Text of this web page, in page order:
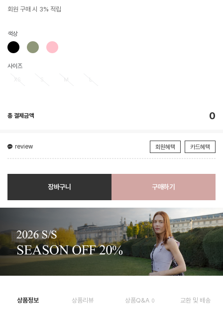
회원 구매 시 3% 적립
색상
사이즈
총 결제금액 0
review 회원혜택 카드혜택
장바구니 구매하기
상품정보 상품리뷰 상품Q&A 0 교환 및 배송